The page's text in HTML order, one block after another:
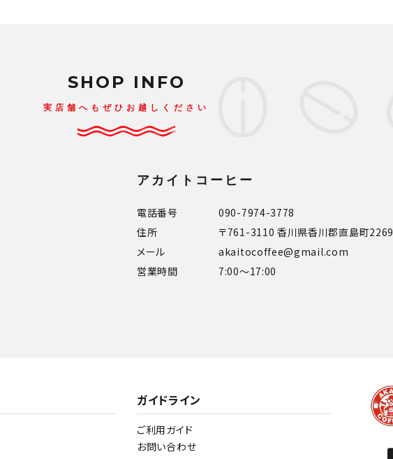
SHOP INFO
実店舗へもぜひお越しください
アカイトコーヒー
電話番号
090-7974-3778
住所
〒761-3110 香川県香川郡直島町2269
メール
akaitocoffee@gmail.com
営業時間
7:00～17:00
ガイドライン
ご利用ガイド
お問い合わせ